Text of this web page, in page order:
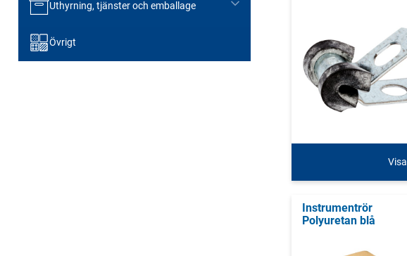
Uthyrning, tjänster och emballage
Övrigt
Visa
Instrumentrör
Polyuretan blå